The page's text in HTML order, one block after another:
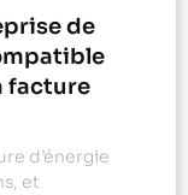
de
facture
d’énergie
et